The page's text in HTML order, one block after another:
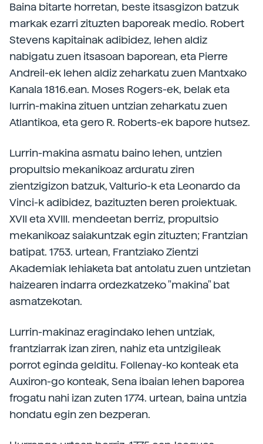
Baina bitarte horretan, beste itsasgizon batzuk
markak ezarri zituzten baporeak medio. Robert
Stevens kapitainak adibidez, lehen aldiz
nabigatu zuen itsasoan baporean, eta Pierre
Andreil-ek lehen aldiz zeharkatu zuen Mantxako
Kanala 1816.ean. Moses Rogers-ek, belak eta
lurrin-makina zituen untzian zeharkatu zuen
Atlantikoa, eta gero R. Roberts-ek bapore hutsez.
Lurrin-makina asmatu baino lehen, untzien
propultsio mekanikoaz arduratu ziren
zientzigizon batzuk, Valturio-k eta Leonardo da
Vinci-k adibidez, bazituzten beren proiektuak.
XVII eta XVIII. mendeetan berriz, propultsio
mekanikoaz saiakuntzak egin zituzten; Frantzian
batipat. 1753. urtean, Frantziako Zientzi
Akademiak lehiaketa bat antolatu zuen untzietan
haizearen indarra ordezkatzeko "makina" bat
asmatzekotan.
Lurrin-makinaz eragindako lehen untziak,
frantziarrak izan ziren, nahiz eta untzigileak
porrot eginda gelditu. Follenay-ko konteak eta
Auxiron-go konteak, Sena ibaian lehen baporea
frogatu nahi izan zuten 1774. urtean, baina untzia
hondatu egin zen bezperan.